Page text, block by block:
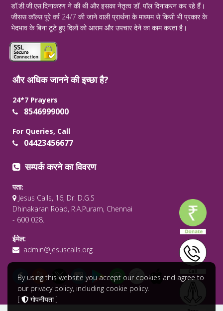
डॉ.डी.जी.एस.दिनाकरण ने की थी और इसका नेतृत्व डॉ. पॉल दिनाकरन कर रहे हैं।
जीसस कॉल्स पूरे वर्ष 24/7 की जाने वाली प्रार्थना के माध्यम से किसी भी प्रकार के
भेदभाव के बिना टूटे हुए दिलों को आराम और उपचार देने का काम करता है।
और अधिक जानने की इच्छा है?
24*7 Prayers
8546999000
For Queries, Call
04423456677
सम्पर्क करने का विवरण
पता:
Jesus Calls, 16, Dr. D.G.S
Dhinakaran Road, R.A.Puram, Chennai
- 600 028.
ईमेल:
admin@jesuscalls.org
By using this website you accept our cookies and agree to
our privacy policy, including cookie policy.
[
गोपनीयता]